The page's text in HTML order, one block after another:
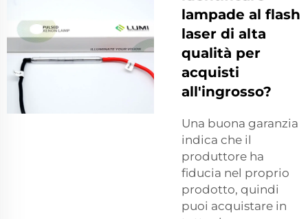
lampade al flash
laser di alta
qualità per
acquisti
all'ingrosso?
Una buona garanzia
indica che il
produttore ha
fiducia nel proprio
prodotto, quindi
puoi acquistare in